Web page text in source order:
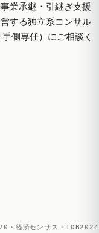
業承継・引継ぎ支援
する独立系コンサル
側専任）にご相談く
・経済センサス・TDB2024